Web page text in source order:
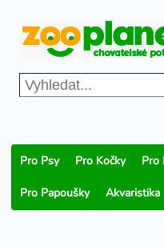
Pro Psy Pro Kočky Pro
Pro Papoušky Akvaristika